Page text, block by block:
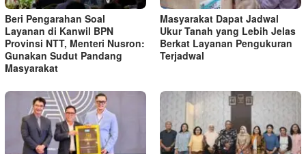
Beri Pengarahan Soal
Layanan di Kanwil BPN
Provinsi NTT, Menteri Nusron:
Gunakan Sudut Pandang
Masyarakat
Masyarakat Dapat Jadwal
Ukur Tanah yang Lebih Jelas
Berkat Layanan Pengukuran
Terjadwal